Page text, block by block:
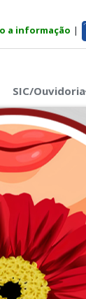
a informação |
SIC/Ouvidoria